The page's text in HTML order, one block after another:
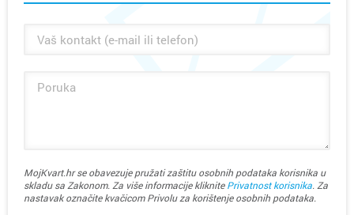
MojKvart.hr se obavezuje pružati zaštitu osobnih podataka korisnika u
skladu sa Zakonom. Za više informacije kliknitePrivatnost korisnika. Za
nastavak označite kvačicom Privolu za korištenje osobnih podataka.